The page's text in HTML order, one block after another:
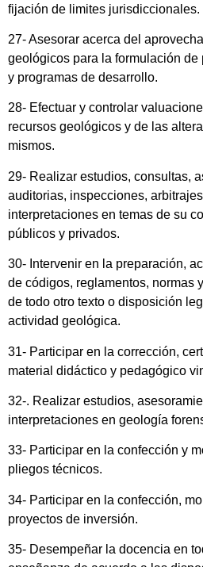
fijación de limites jurisdiccionales.
27- Asesorar acerca del
geológicos para la formulación
y programas de desarrollo.
28- Efectuar y controlar
recursos geológicos y de las
mismos.
29- Realizar estudios, consultas,
auditorias, inspecciones,
interpretaciones en temas de su
públicos y privados.
30- Intervenir en la preparación,
de códigos, reglamentos, normas
de todo otro texto o disposición
actividad geológica.
31- Participar en la corrección,
material didáctico y pedagógico
32-. Realizar estudios,
interpretaciones en geología
33- Participar en la confección y
pliegos técnicos.
34- Participar en la confección,
proyectos de inversión.
35- Desempeñar la docencia en